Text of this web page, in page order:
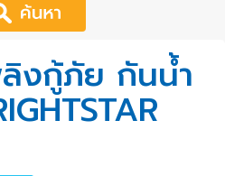
Apply
งกู้ภัย กันน้ำ